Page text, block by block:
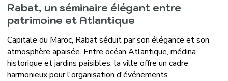
Rabat, un séminaire élégant entre
patrimoine et Atlantique
Capitale du Maroc, Rabat séduit par son élégance et son
atmosphère apaisée. Entre océan Atlantique, médina
historique et jardins paisibles, la ville offre un cadre
harmonieux pour l'organisation d'événements.